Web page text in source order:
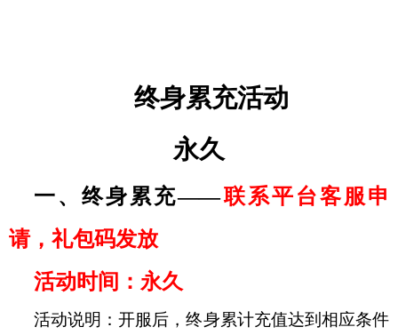
终身累充活动
永久
一、终身累充——联系平台客服申
请，礼包码发放
活动时间：永久
活动说明：开服后，终身累计充值达到相应条件